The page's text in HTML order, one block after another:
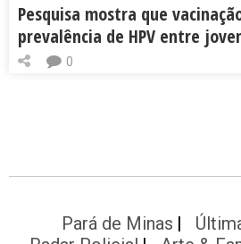
Pesquisa mostra que
prevalência de HPV entre
0
Pará de Minas